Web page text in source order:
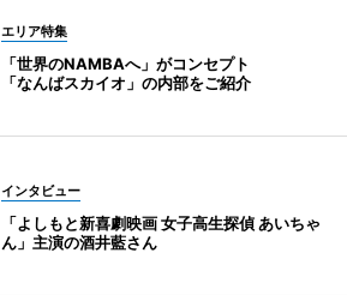
エリア特集
「世界のNAMBAへ」がコンセプト
「なんばスカイオ」の内部をご紹介
インタビュー
「よしもと新喜劇映画 女子高生探偵 あいちゃ
ん」主演の酒井藍さん